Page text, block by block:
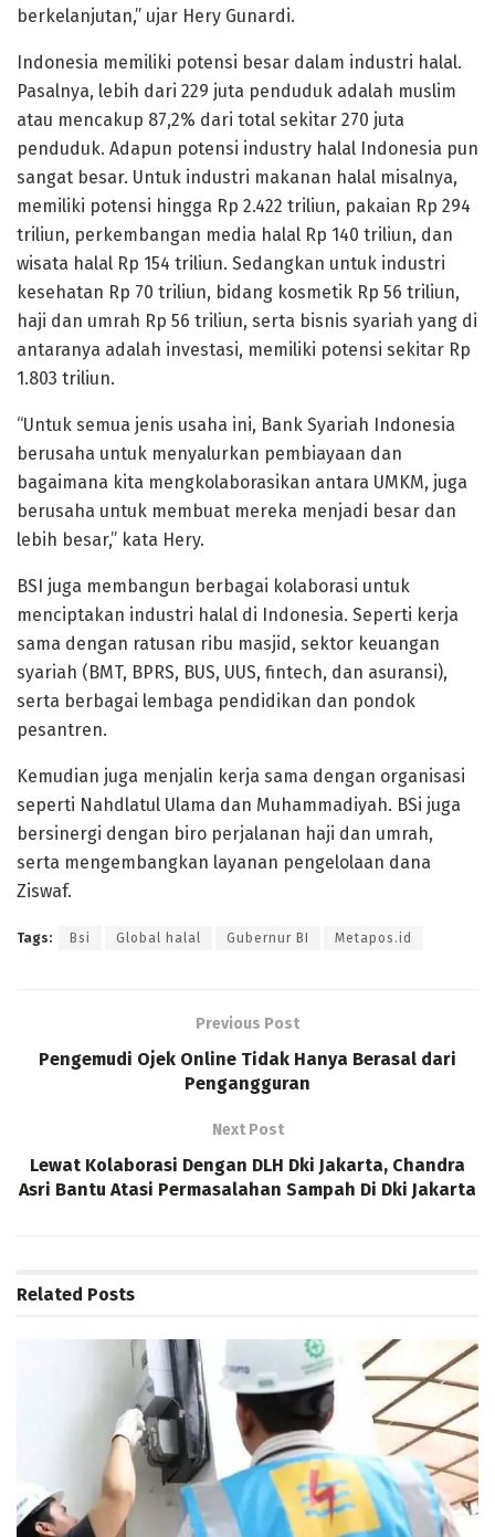
berkelanjutan,” ujar Hery Gunardi.
Indonesia memiliki potensi besar dalam industri halal.
Pasalnya, lebih dari 229 juta penduduk adalah muslim
atau mencakup 87,2% dari total sekitar 270 juta
penduduk. Adapun potensi industry halal Indonesia pun
sangat besar. Untuk industri makanan halal misalnya,
memiliki potensi hingga Rp 2.422 triliun, pakaian Rp 294
triliun, perkembangan media halal Rp 140 triliun, dan
wisata halal Rp 154 triliun. Sedangkan untuk industri
kesehatan Rp 70 triliun, bidang kosmetik Rp 56 triliun,
haji dan umrah Rp 56 triliun, serta bisnis syariah yang di
antaranya adalah investasi, memiliki potensi sekitar Rp
1.803 triliun.
“Untuk semua jenis usaha ini, Bank Syariah Indonesia
berusaha untuk menyalurkan pembiayaan dan
bagaimana kita mengkolaborasikan antara UMKM, juga
berusaha untuk membuat mereka menjadi besar dan
lebih besar,” kata Hery.
BSI juga membangun berbagai kolaborasi untuk
menciptakan industri halal di Indonesia. Seperti kerja
sama dengan ratusan ribu masjid, sektor keuangan
syariah (BMT, BPRS, BUS, UUS, fintech, dan asuransi),
serta berbagai lembaga pendidikan dan pondok
pesantren.
Kemudian juga menjalin kerja sama dengan organisasi
seperti Nahdlatul Ulama dan Muhammadiyah. BSi juga
bersinergi dengan biro perjalanan haji dan umrah,
serta mengembangkan layanan pengelolaan dana
Ziswaf.
Tags: Bsi Global halal Gubernur BI Metapos.id
Previous Post
Pengemudi Ojek Online Tidak Hanya Berasal dari
Pengangguran
Next Post
Lewat Kolaborasi Dengan DLH Dki Jakarta, Chandra
Asri Bantu Atasi Permasalahan Sampah Di Dki Jakarta
Related Posts